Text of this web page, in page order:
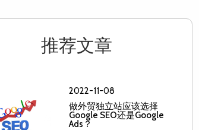
推荐文章
2022-11-08
做外贸独立站应该选择
Google SEO还是Google
Ads？